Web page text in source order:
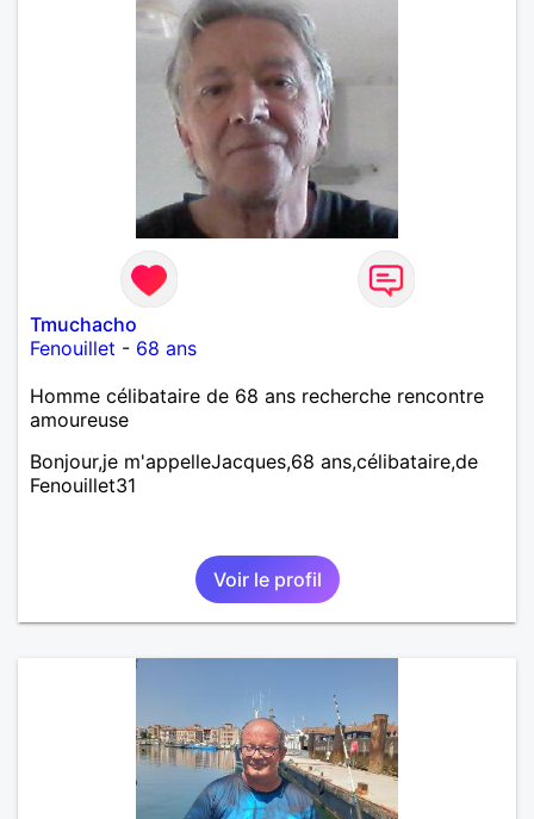
Tmuchacho
Fenouillet - 68 ans
Homme célibataire de 68 ans recherche rencontre
amoureuse
Bonjour,je m'appelleJacques,68 ans,célibataire,de
Fenouillet31
Voir le profil